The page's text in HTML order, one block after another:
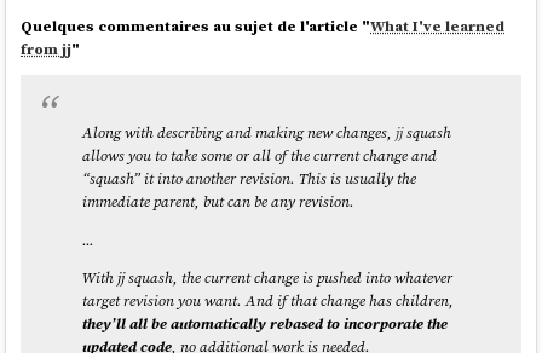
Quelques commentaires au sujet de l'article "What I've learned
from jj"
Along with describing and making new changes, jjsquash
allows you to take some or all of the current change and
“squash” it into another revision. This is usually the
immediate parent, but can be any revision.
...
With jj squash, the current change is pushed into whatever
target revision you want. And if that change has children,
they’ll all be automatically rebased to incorporate the
updated code, no additional work is needed.